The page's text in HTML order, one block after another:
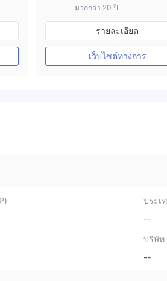
มากกว่า 20 ปี
การกำกับดูแล ออสเตรเลีย
ใบอนุญาต MT4 แบบเต็ม
รายละเอียด
เว็บไซต์ทางการ
ประเ
--
บริษัท
--